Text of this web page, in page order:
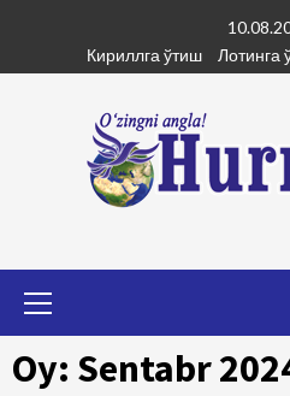
content
Кириллга ўтиш
Лотинга
Oy: Sentabr